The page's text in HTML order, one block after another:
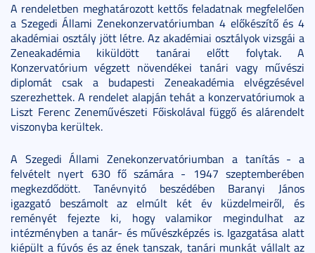
A rendeletben meghatározott kettős feladatnak megfelelően
a Szegedi Állami Zenekonzervatóriumban 4 előkészítő és 4
akadémiai osztály jött létre. Az akadémiai osztályok vizsgái a
Zeneakadémia kiküldött tanárai előtt folytak. A
Konzervatórium végzett növendékei tanári vagy művészi
diplomát csak a budapesti Zeneakadémia elvégzésével
szerezhettek. A rendelet alapján tehát a konzervatóriumok a
Liszt Ferenc Zeneművészeti Főiskolával függő és alárendelt
viszonyba kerültek.
A Szegedi Állami Zenekonzervatóriumban a tanítás - a
felvételt nyert 630 fő számára - 1947 szeptemberében
megkezdődött. Tanévnyitó beszédében Baranyi János
igazgató beszámolt az elmúlt két év küzdelmeiről, és
reményét fejezte ki, hogy valamikor megindulhat az
intézményben a tanár- és művészképzés is. Igazgatása alatt
kiépült a fúvós és az ének tanszak, tanári munkát vállalt az